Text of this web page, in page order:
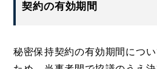
契約の有効期間
秘密保持契約の有効期間につ